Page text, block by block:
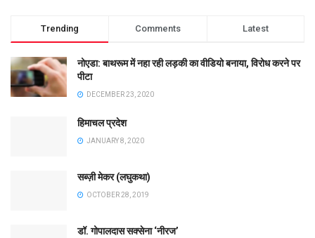
Trending Comments Latest
नोएडा: बाथरूम में नहा रही लड़की का वीडियो बनाया, विरोध करने पर
पीटा
DECEMBER 23, 2020
हिमाचल प्रदेश
JANUARY 8, 2020
सब्ज़ी मेकर (लघुकथा)
OCTOBER 28, 2019
डॉ. गोपालदास सक्सेना ‘नीरज’